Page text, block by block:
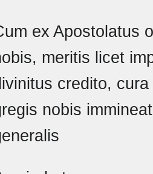
ex Apostolatus
meritis licet
credito,
nobis immineat